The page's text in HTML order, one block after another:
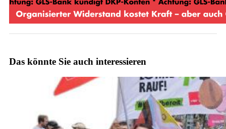
Das könnte Sie auch interessieren